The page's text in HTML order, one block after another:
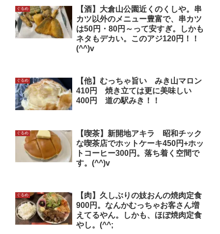
ぐるめ
【酒】大倉山公園近くのくしや。串
カツ以外のメニュー豊富で、串カツ
は50円・80円～って安すぎ。しかも
ネタもデカい。このアジ120円！！
(^^)v
ぐるめ
【他】むっちゃ旨い みき山マロン
410円 焼き立ては更に美味しい
400円 道の駅みき！！
ぐるめ
【喫茶】新開地アキラ 昭和チック
な喫茶店でホットケーキ450円+ホッ
トコーヒー300円。落ち着く空間で
す。(^^)v
ぐるめ
【肉】久しぶりの妓おんの焼肉定食
900円。なんかむっちゃお客さん増
えてるやん。しかも、ほぼ焼肉定食
やし。(^^;